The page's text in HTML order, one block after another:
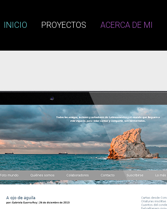
INICIO PROYECTOS ACERCA DE MI